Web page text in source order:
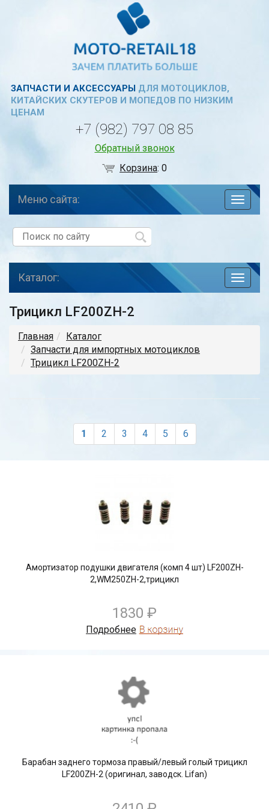
ЗАПЧАСТИ И АКСЕССУАРЫДЛЯ МОТОЦИКЛОВ,
КИТАЙСКИХ СКУТЕРОВ И МОПЕДОВ ПО НИЗКИМ
ЦЕНАМ
+7 (982) 797 08 85
Обратный звонок
Корзина:0
по
Меню сайта:
toggle
Каталог:
Трицикл LF200ZH-2
Главная
Каталог
Запчасти для импортных мотоциклов
Трицикл LF200ZH-2
1 2 3 4 5 6
Амортизатор подушки двигателя (комп 4 шт) LF200ZH-
2,WM250ZH-2,трицикл
1830 ₽
Подробнее
Барабан заднего тормоза правый/левый голый трицикл
LF200ZH-2 (оригинал, заводск. Lifan)